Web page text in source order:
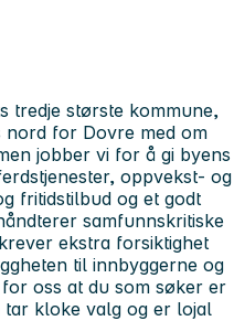
tredje største kommune,
nord for Dovre med om
jobber vi for å gi byens
oppvekst- og
fritidstilbud og et godt
samfunnskritiske
ekstra forsiktighet
til innbyggerne og
oss at du som søker er
kloke valg og er lojal